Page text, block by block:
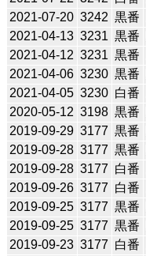
2021-07-20 3242 黒番
2021-04-13 3231 黒番
2021-04-12 3231 黒番
2021-04-06 3230 黒番
2021-04-05 3230 白番
2020-05-12 3198 黒番
2019-09-29 3177 黒番
2019-09-28 3177 黒番
2019-09-28 3177 白番
2019-09-26 3177 白番
2019-09-25 3177 黒番
2019-09-25 3177 黒番
2019-09-23 3177 白番